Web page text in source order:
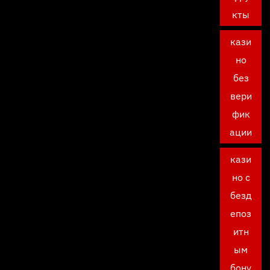
кты
кази
но
без
вери
фик
ации
кази
но с
безд
епоз
итн
ым
бону